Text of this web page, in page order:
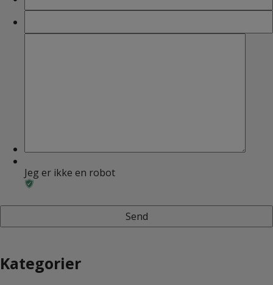
E-
Besked
Jeg er ikke en robot
Kategorier